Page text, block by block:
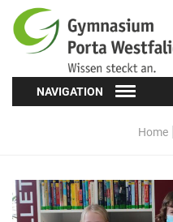
NAVIGATION
Home
Schülervertretung (SV)
Oberstufe